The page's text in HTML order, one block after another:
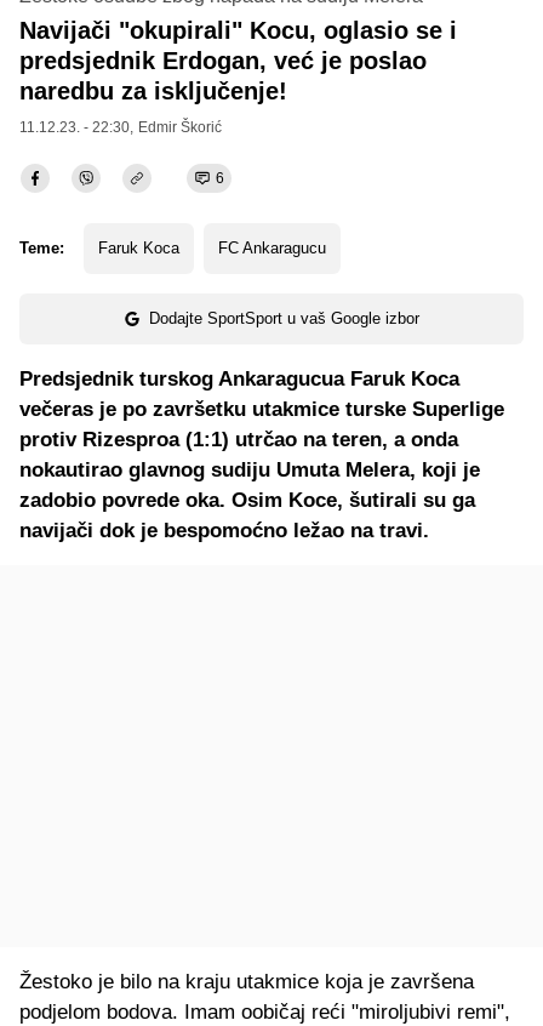
Navijači "okupirali" Kocu, oglasio se i
predsjednik Erdogan, već je poslao
naredbu za isključenje!
11.12.23. - 22:30, Edmir Škorić
6
Teme: Faruk Koca FC Ankaragucu
Dodajte SportSport u vaš Google izbor
Predsjednik turskog Ankaragucua Faruk Koca
večeras je po završetku utakmice turske Superlige
protiv Rizesproa (1:1) utrčao na teren, a onda
nokautirao glavnog sudiju Umuta Melera, koji je
zadobio povrede oka. Osim Koce, šutirali su ga
navijači dok je bespomoćno ležao na travi.
Žestoko je bilo na kraju utakmice koja je završena
podjelom bodova. Imam oobičaj reći "miroljubivi remi",